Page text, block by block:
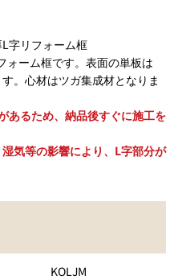
字リフォーム框
ォーム框です。表面の単板は
。心材はツガ集成材となりま
あるため、納品後すぐに施工を
気等の影響により、L字部分が
KOLJM